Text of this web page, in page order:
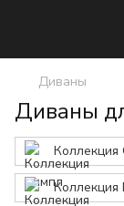
Диваны
Диваны
Коллекция
Коллекция